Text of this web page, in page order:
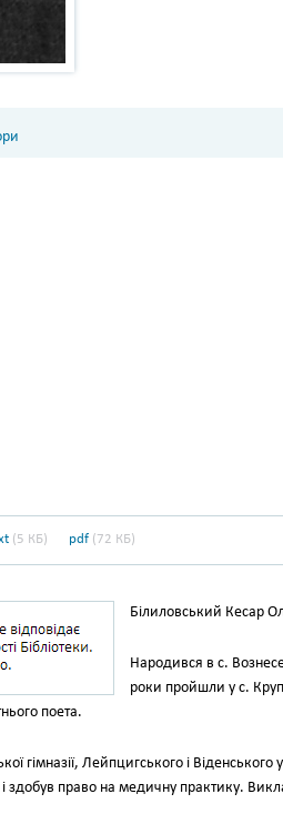
(5 КБ) pdf (72 КБ)
Білиловський Кесар
Народився в с.
роки пройшли у с.
поета.
гімназії, Лейпцигського і
право на медичну практику.